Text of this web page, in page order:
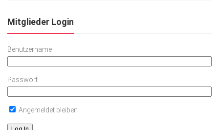
Mitglieder Login
Benutzername
Passwort
Angemeldet bleiben